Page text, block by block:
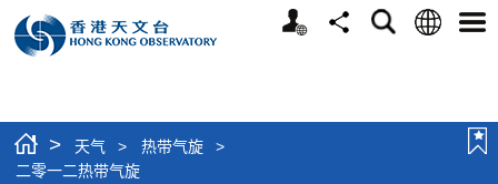
个
分
搜
语
选
> 天气 > 热带气旋
>
二零一二热带气旋